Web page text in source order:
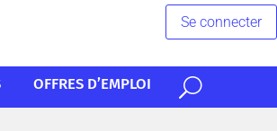
Se connecter
OFFRES D’EMPLOI